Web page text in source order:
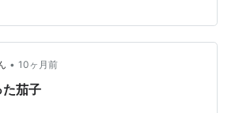
と食感 13 魚の内臓（白子・肝など）
14 たらこ・明太子 塩辛い・プチプ
味（特にチョコミント） 歯磨き粉み
• 10ヶ月前
茄子